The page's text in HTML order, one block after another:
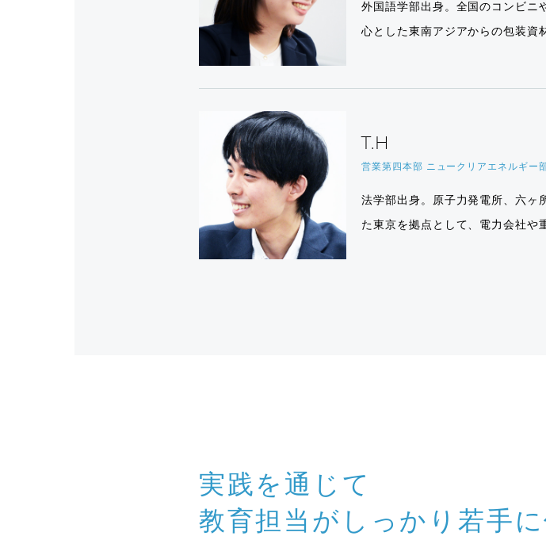
外国語学部出身。全国のコンビニ
心とした東南アジアからの包装資
T.H
営業第四本部 ニュークリアエネルギー
法学部出身。原子力発電所、六ヶ
た東京を拠点として、電力会社や
実践を通じて
教育担当がしっかり若手に